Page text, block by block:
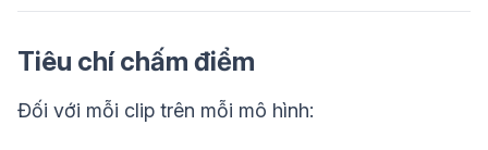
Tiêu chí chấm điểm
Đối với mỗi clip trên mỗi mô hình: